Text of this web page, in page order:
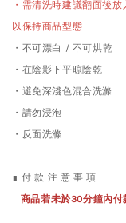
・ 需清洗時建議翻面後放
以保持商品型態
・不可漂白 / 不可烘乾
・在陰影下平晾陰乾
・避免深淺色混合洗滌
・請勿浸泡
・反面洗滌
∎ 付 款 注 意 事 項
商品若未於30分鐘內付